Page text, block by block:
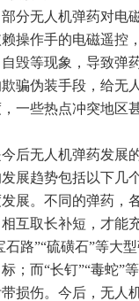
分无人机弹药对电
操作手的电磁遥控
毁等现象，导致弹
骗伪装手段，给无
一些热点冲突地区
后无人机弹药发展
展趋势包括以下几
展。不同的弹药，
互取长补短，才能
石路”“硫磺石”等大
；而“长钉”“毒蛇”
损伤。今后，无人